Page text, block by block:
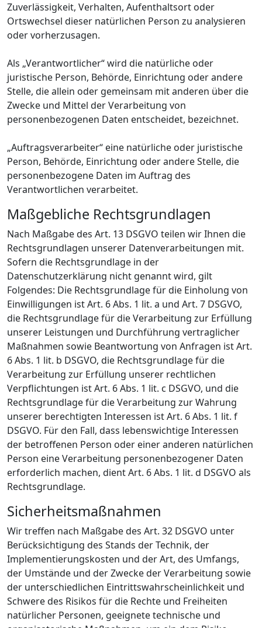
Zuverlässigkeit, Verhalten, Aufenthaltsort oder
Ortswechsel dieser natürlichen Person zu analysieren
oder vorherzusagen.
Als „Verantwortlicher“ wird die natürliche oder
juristische Person, Behörde, Einrichtung oder andere
Stelle, die allein oder gemeinsam mit anderen über die
Zwecke und Mittel der Verarbeitung von
personenbezogenen Daten entscheidet, bezeichnet.
„Auftragsverarbeiter“ eine natürliche oder juristische
Person, Behörde, Einrichtung oder andere Stelle, die
personenbezogene Daten im Auftrag des
Verantwortlichen verarbeitet.
Maßgebliche Rechtsgrundlagen
Nach Maßgabe des Art. 13 DSGVO teilen wir Ihnen die
Rechtsgrundlagen unserer Datenverarbeitungen mit.
Sofern die Rechtsgrundlage in der
Datenschutzerklärung nicht genannt wird, gilt
Folgendes: Die Rechtsgrundlage für die Einholung von
Einwilligungen ist Art. 6 Abs. 1 lit. a und Art. 7 DSGVO,
die Rechtsgrundlage für die Verarbeitung zur Erfüllung
unserer Leistungen und Durchführung vertraglicher
Maßnahmen sowie Beantwortung von Anfragen ist Art.
6 Abs. 1 lit. b DSGVO, die Rechtsgrundlage für die
Verarbeitung zur Erfüllung unserer rechtlichen
Verpflichtungen ist Art. 6 Abs. 1 lit. c DSGVO, und die
Rechtsgrundlage für die Verarbeitung zur Wahrung
unserer berechtigten Interessen ist Art. 6 Abs. 1 lit. f
DSGVO. Für den Fall, dass lebenswichtige Interessen
der betroffenen Person oder einer anderen natürlichen
Person eine Verarbeitung personenbezogener Daten
erforderlich machen, dient Art. 6 Abs. 1 lit. d DSGVO als
Rechtsgrundlage.
Sicherheitsmaßnahmen
Wir treffen nach Maßgabe des Art. 32 DSGVO unter
Berücksichtigung des Stands der Technik, der
Implementierungskosten und der Art, des Umfangs,
der Umstände und der Zwecke der Verarbeitung sowie
der unterschiedlichen Eintrittswahrscheinlichkeit und
Schwere des Risikos für die Rechte und Freiheiten
natürlicher Personen, geeignete technische und